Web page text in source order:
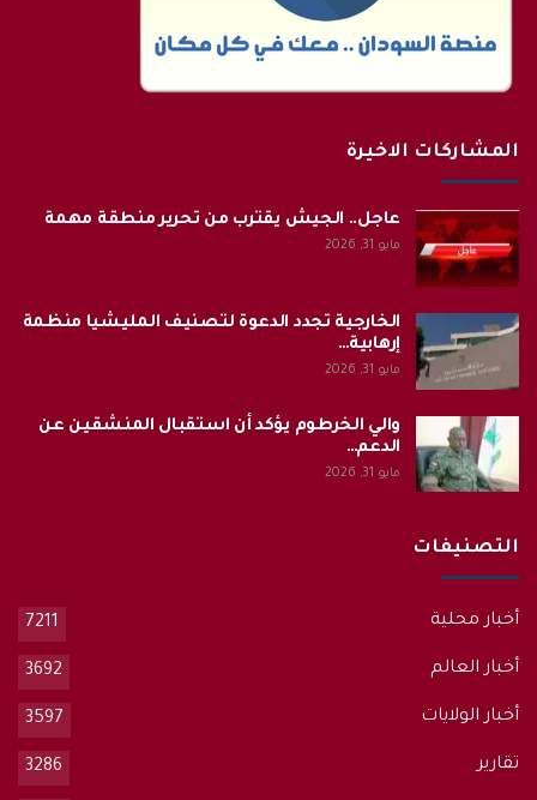
المشاركات الاخيرة
عاجل.. الجيش يقترب من تحرير منطقة مهمة
مايو 31, 2026
الخارجية تجدد الدعوة لتصنيف المليشيا منظمة
إرهابية…
مايو 31, 2026
والي الخرطوم يؤكد أن استقبال المنشقين عن
الدعم…
مايو 31, 2026
التصنيفات
أخبار محلية 7211
أخبار العالم 3692
أخبار الولايات 3597
تقارير 3286